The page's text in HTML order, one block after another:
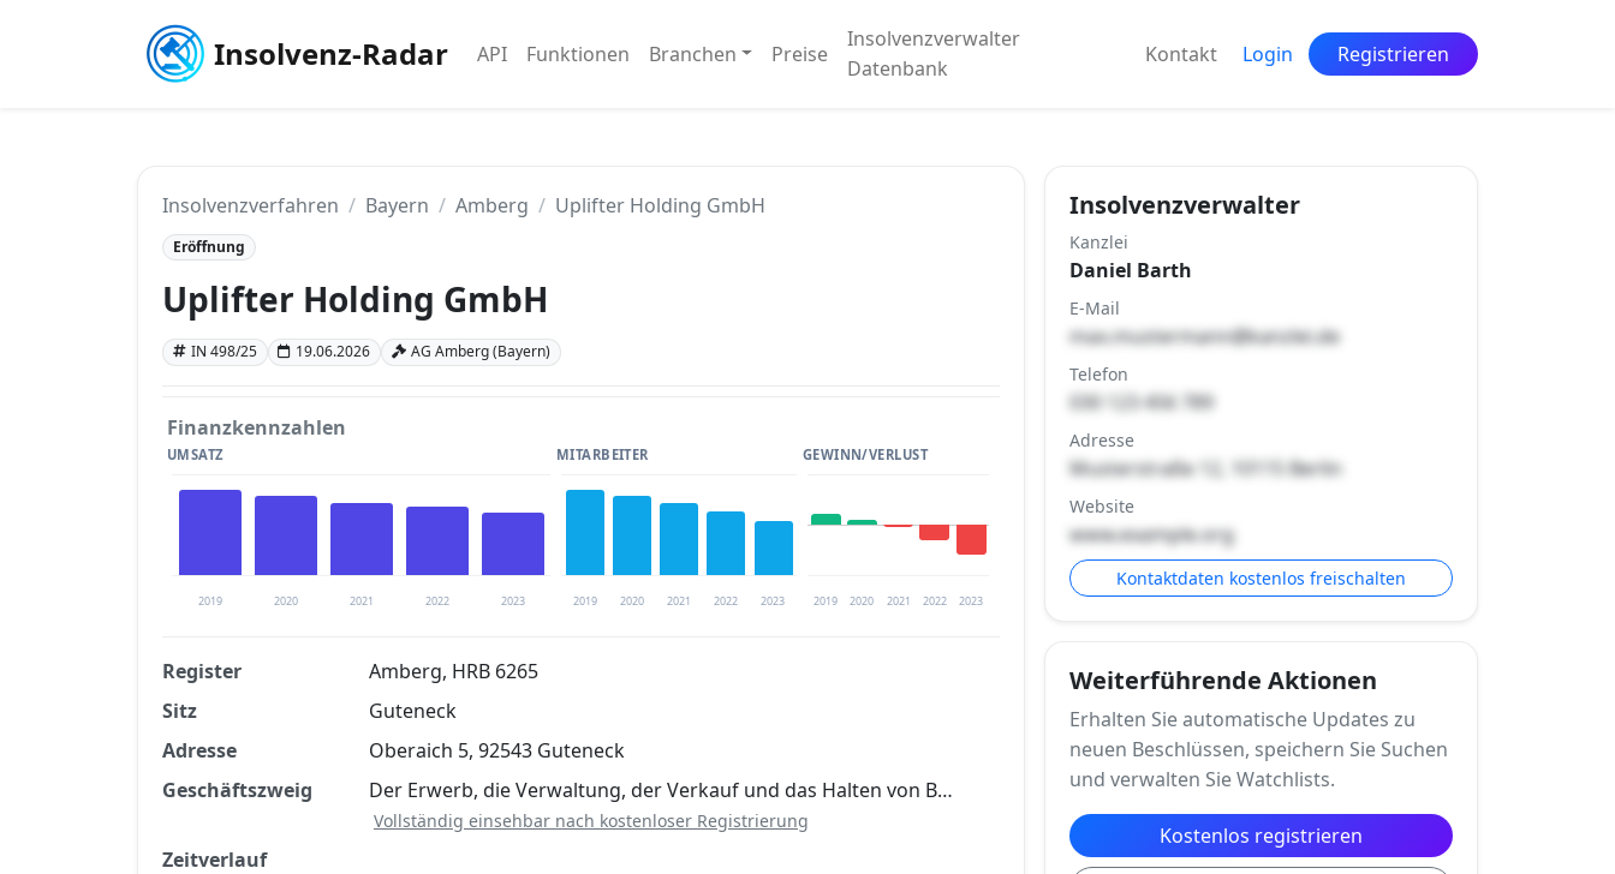
Insolvenz-Radar API Funktionen Branchen Preise
Insolvenzverwalter
Datenbank
Kontakt Login Registrieren
Insolvenzverfahren Bayern Amberg Uplifter Holding GmbH
Eröffnung
Uplifter Holding GmbH
IN 498/25 19.06.2026 AG Amberg (Bayern)
Finanzkennzahlen
UMSATZ
2019 2020 2021 2022 2023
MITARBEITER
2019 2020 2021 2022 2023
GEWINN/VERLUST
2019 2020 2021 2022 2023
Finanzkennzahlen nach kostenloser Registrierung verfügbar
Jetzt kostenlos registrieren
Register
Amberg, HRB 6265
Sitz
Guteneck
Adresse
Oberaich 5, 92543 Guteneck
Geschäftszweig
Der Erwerb, die Verwaltung, der Verkauf und das Halten von B…
Vollständig einsehbar nach kostenloser Registrierung
Zeitverlauf
Insolvenzverwalter
Kanzlei
Daniel Barth
E-Mail
max.mustermann@kanzlei.de
Telefon
030 123 456 789
Adresse
Musterstraße 12, 10115 Berlin
Website
www.example.org
Kontaktdaten kostenlos freischalten
Weiterführende Aktionen
Erhalten Sie automatische Updates zu
neuen Beschlüssen, speichern Sie Suchen
und verwalten Sie Watchlists.
Kostenlos registrieren